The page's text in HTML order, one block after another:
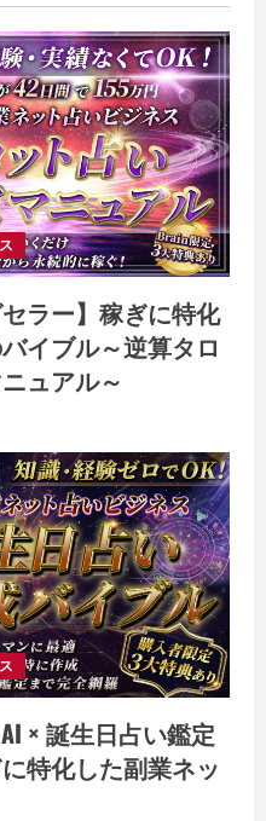
ラー】稼ぎに特化
イブル～逆算タロ
ュアル～
× 誕生日占い鑑定
特化した副業ネッ